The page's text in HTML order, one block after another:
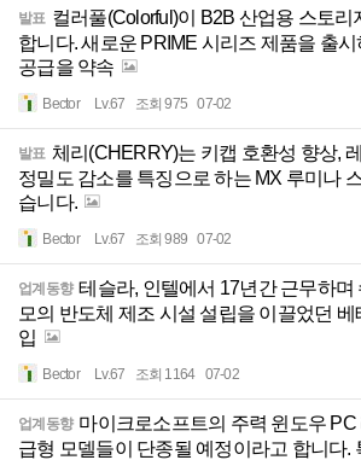
발표 컬러풀(Colorful)이 B2B 산업용 스토리
합니다. 새로운 PRIME 시리즈 제품을 출
공급을 약속
Bector Lv.67 조회 975 07-02
발표 체리(CHERRY)는 키캡 호환성 향상,
정밀도 감소를 특징으로 하는 MX 루미나
습니다.
Bector Lv.67 조회 989 07-02
업계동향 테슬라, 인텔에서 17년간 근무하며
모의 반도체 제조 시설 설립을 이끌었던 베
입
Bector Lv.67 조회 1164 07-02
업계동향 마이크로소프트의 주력 윈도우 PC
급형 모델들이 단종될 예정이라고 합니다.